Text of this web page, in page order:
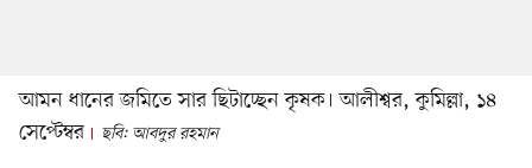
আমন ধানের জমিতে সার ছিটাচ্ছেন কৃষক। আলীশ্বর, কুমিল্লা, ১৪
সেপ্টেম্বর
ছবি: আবদুর রহমান